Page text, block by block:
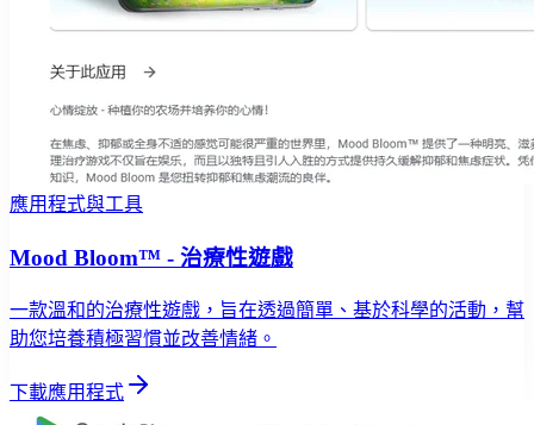
應用程式與工具
Mood Bloom™ - 治療性遊戲
一款溫和的治療性遊戲，旨在透過簡單、基於科學的活動，幫
助您培養積極習慣並改善情緒。
下載應用程式